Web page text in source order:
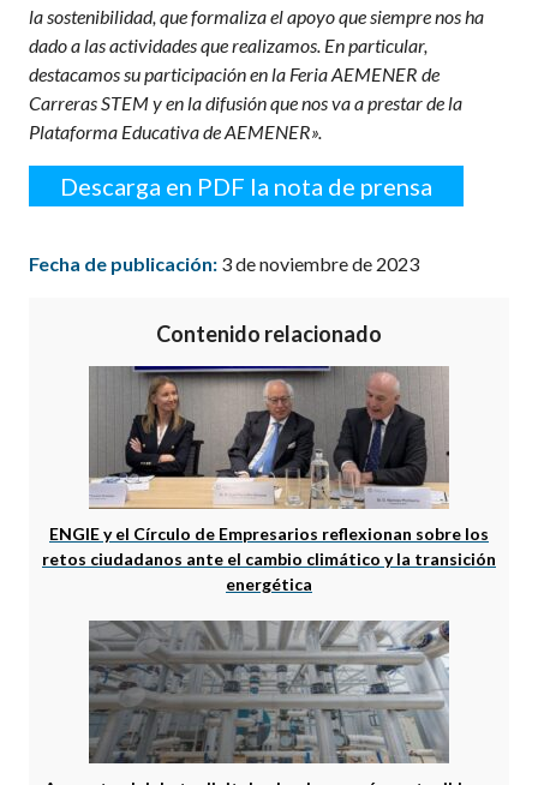
la sostenibilidad, que formaliza el apoyo que siempre nos ha
dado a las actividades que realizamos. En particular,
destacamos su participación en la Feria AEMENER de
Carreras STEM y en la difusión que nos va a prestar de la
Plataforma Educativa de AEMENER».
Descarga en PDF la nota de prensa
Fecha de publicación: 3 de noviembre de 2023
Contenido relacionado
ENGIE y el Círculo de Empresarios reflexionan sobre los
retos ciudadanos ante el cambio climático y la transición
energética